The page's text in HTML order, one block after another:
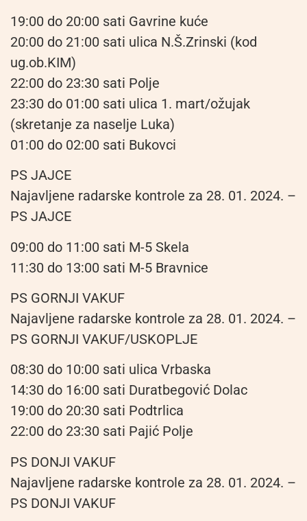
19:00 do 20:00 sati Gavrine kuće
20:00 do 21:00 sati ulica N.Š.Zrinski (kod
ug.ob.KIM)
22:00 do 23:30 sati Polje
23:30 do 01:00 sati ulica 1. mart/ožujak
(skretanje za naselje Luka)
01:00 do 02:00 sati Bukovci
PS JAJCE
Najavljene radarske kontrole za 28. 01. 2024. –
PS JAJCE
09:00 do 11:00 sati M-5 Skela
11:30 do 13:00 sati M-5 Bravnice
PS GORNJI VAKUF
Najavljene radarske kontrole za 28. 01. 2024. –
PS GORNJI VAKUF/USKOPLJE
08:30 do 10:00 sati ulica Vrbaska
14:30 do 16:00 sati Duratbegović Dolac
19:00 do 20:30 sati Podtrlica
22:00 do 23:30 sati Pajić Polje
PS DONJI VAKUF
Najavljene radarske kontrole za 28. 01. 2024. –
PS DONJI VAKUF